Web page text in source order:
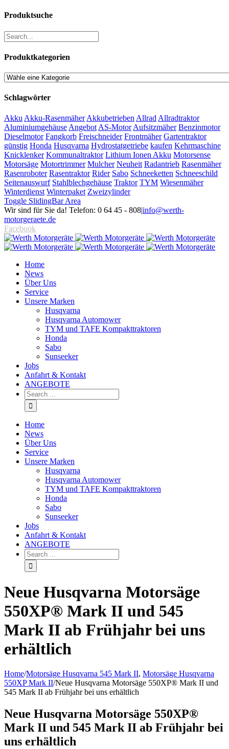
Produktsuche
Produktkategorien
Schlagwörter
Akku Akku-Rasenmäher Akkubetrieben Allrad Allradtraktor
Aluminiumgehäuse Angebot AS-Motor Aufsitzmäher Benzinmotor
Dieselmotor Fangkorb Freischneider Frontmäher Gartentraktor
günstig Honda Husqvarna Hydrostatgetriebe kaufen Kehrmaschine
Knicklenker Kommunaltraktor Lithium Ionen Akku Motorsense
Motorsäge Motortrimmer Mulcher Neuheit Radantrieb Rasenmäher
Rasenroboter Rasentraktor Rider Sabo Schneeketten Schneeschild
Seitenauswurf Stahlblechgehäuse Traktor TYM Wiesenmäher
Winterdienst Winterpaket Zweizylinder
Toggle SlidingBar Area
Wir sind für Sie da! Telefon: 0 64 45 - 808|info@werth-
motorgeraete.de
Facebook
Home
News
Über Uns
Service
Unsere Marken
Husqvarna
Husqvarna Automower
TYM und TAFE Kompakttraktoren
Honda
Sabo
Sunseeker
Jobs
Anfahrt & Kontakt
ANGEBOTE
Home
News
Über Uns
Service
Unsere Marken
Husqvarna
Husqvarna Automower
TYM und TAFE Kompakttraktoren
Honda
Sabo
Sunseeker
Jobs
Anfahrt & Kontakt
ANGEBOTE
Neue Husqvarna Motorsäge
550XP® Mark II und 545
Mark II ab Frühjahr bei uns
erhältlich
Home/Motorsäge Husqvarna 545 Mark II, Motorsäge Husqvarna
550XP Mark II/Neue Husqvarna Motorsäge 550XP® Mark II und
545 Mark II ab Frühjahr bei uns erhältlich
Neue Husqvarna Motorsäge 550XP®
Mark II und 545 Mark II ab Frühjahr bei
uns erhältlich